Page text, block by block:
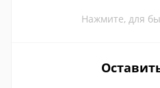
Нажмите, для